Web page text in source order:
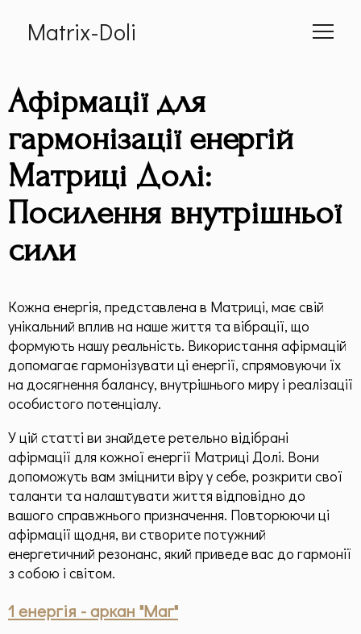
Matrix-Doli
Про мене
Cумісність
📕 Книга
Статті
Дитяча Матриця
Гроші по методу "Матриці Долі"
Призначення по методу "Матриці Долі"
Матриця, як інструмент
Пасивне опрацювання
Ресурсні статті по Матриці Долі
Родові програми
Загальна інформація
Здоров'я
Афірмації для
гармонізації енергій
Матриці Долі:
Посилення внутрішньої
сили
Кожна енергія, представлена в Матриці, має свій
унікальний вплив на наше життя та вібрації, що
формують нашу реальність. Використання афірмацій
допомагає гармонізувати ці енергії, спрямовуючи їх
на досягнення балансу, внутрішнього миру і реалізації
особистого потенціалу.
У цій статті ви знайдете ретельно відібрані
афірмації для кожної енергії Матриці Долі. Вони
допоможуть вам зміцнити віру у себе, розкрити свої
таланти та налаштувати життя відповідно до
вашого справжнього призначення. Повторюючи ці
афірмації щодня, ви створите потужний
енергетичний резонанс, який приведе вас до гармонії
з собою і світом.
1 енергія - аркан "Маг"